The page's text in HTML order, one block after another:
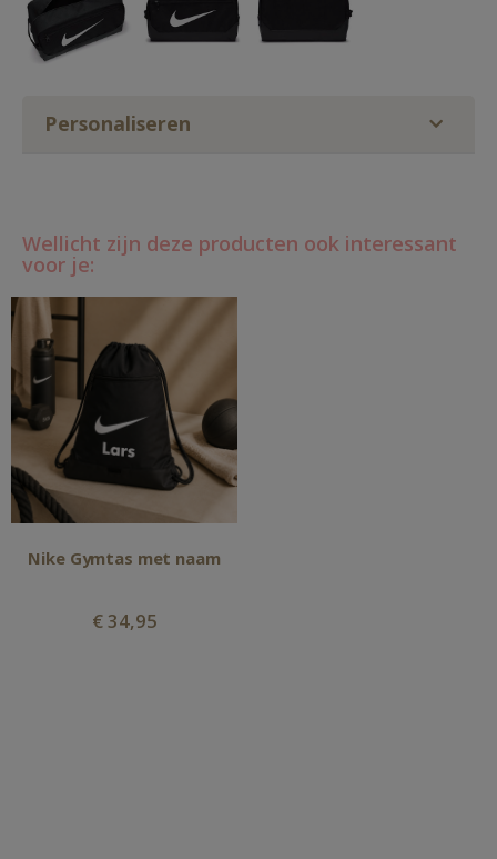
Personaliseren
Wellicht zijn deze producten ook interessant
voor je:
Nike Gymtas met naam
€ 34,95